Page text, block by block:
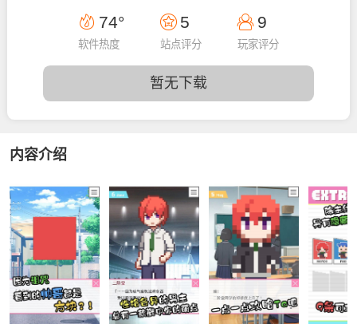
14:50:54
74°
软件热度
5
站点评分
9
玩家评分
暂无下载
内容介绍